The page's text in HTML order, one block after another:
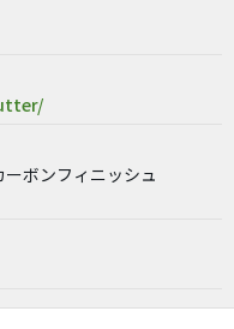
ボンフィニッシュ